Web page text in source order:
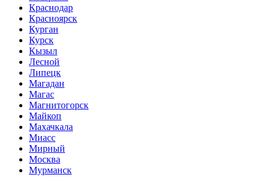
Краснодар
Красноярск
Курган
Курск
Кызыл
Лесной
Липецк
Магадан
Магас
Магнитогорск
Майкоп
Махачкала
Миасс
Мирный
Москва
Мурманск